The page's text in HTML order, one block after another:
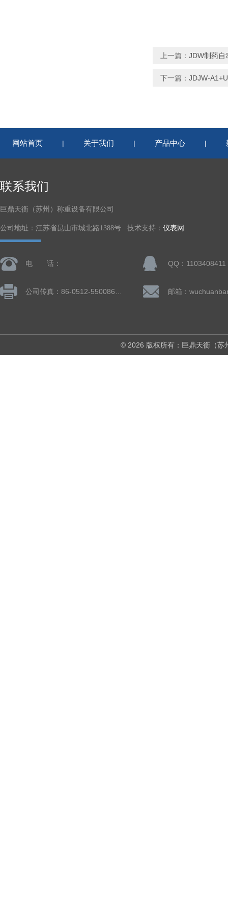
上一篇： JDW制药自
下一篇： JDJW-
网站首页 | 关于我们 | 产品中心 |
联系我们
巨鼎天衡（苏州）称重设备有限公司
公司地址：江苏省昆山市城北路1388号 技术支持： 仪表网
电 话： QQ：1103408411
© 2026 版权所有：巨鼎天衡（